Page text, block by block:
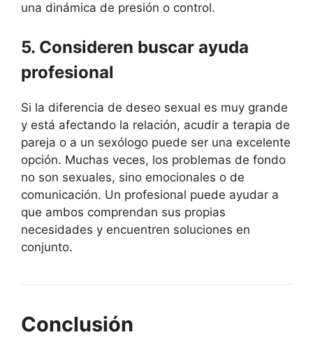
una dinámica de presión o control.
5. Consideren buscar ayuda
profesional
Si la diferencia de deseo sexual es muy grande
y está afectando la relación, acudir a terapia de
pareja o a un sexólogo puede ser una excelente
opción. Muchas veces, los problemas de fondo
no son sexuales, sino emocionales o de
comunicación. Un profesional puede ayudar a
que ambos comprendan sus propias
necesidades y encuentren soluciones en
conjunto.
Conclusión